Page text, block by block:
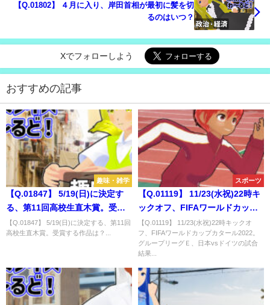
【Q.01802】 ４月に入り、岸田首相が最初に髪を切
るのはいつ？
Xでフォローしよう
おすすめの記事
趣味・雑学
【Q.01847】 5/19(日)に決定す
る、第11回高校生直木賞。受賞
する作品は？
【Q.01847】 5/19(日)に決定する、第11回
高校生直木賞。受賞する作品は？...
スポーツ
【Q.01119】 11/23(水祝)22時キ
ックオフ、FIFAワールドカップ
カタール2022。 グループリーグ
Ｅ、日本vsドイツの試合結果
は？
【Q.01119】 11/23(水祝)22時キックオ
フ、FIFAワールドカップカタール2022。
グループリーグＥ、日本vsドイツの試合
結果...